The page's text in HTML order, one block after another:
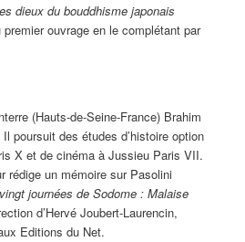
dieux du bouddhisme japonais
ouvrage en le complétant par
(Hauts-de-Seine-France) Brahim
Il poursuitdes études d’histoire option
X et de cinéma à Jussieu Paris VII.
rédige un mémoire sur Pasolini
journées de Sodome : Malaise
d’Hervé Joubert-Laurencin,
Editions du Net.